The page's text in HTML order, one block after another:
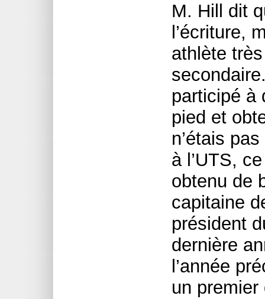
M. Hill dit
l’écriture,
athlète
participé à
pied et
n’étais
à l’UTS,
obtenu de
capitaine
président
dernière
l’année
un